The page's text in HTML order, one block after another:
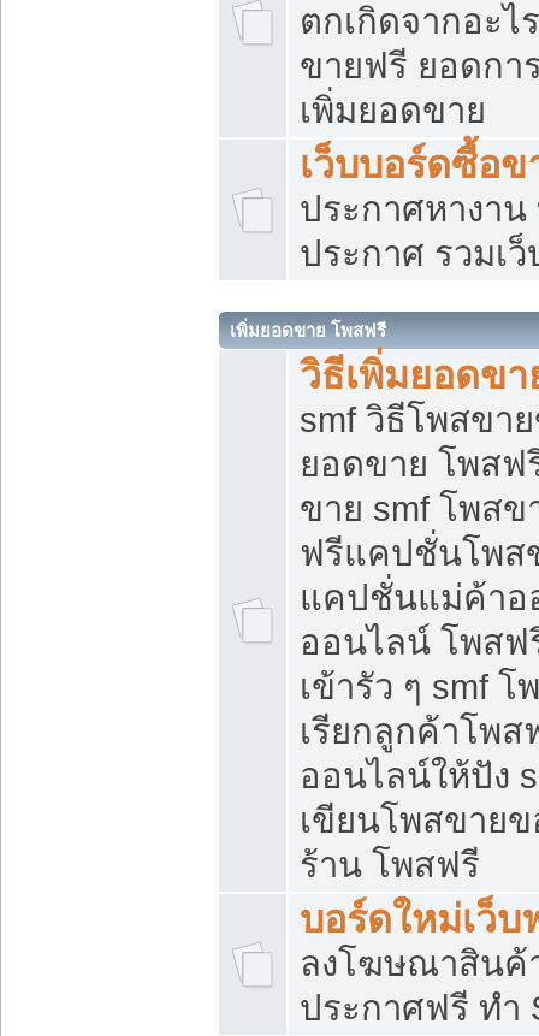
ตกเกิดจากอะไ
ขายฟรี ยอดกา
เพิ่มยอดขาย
เว็บบอร์ดซื้อข
ประกาศหางาน
ประกาศ รวมเ
เพิ่มยอดขาย โพสฟรี
วิธีเพิ่มยอดข
smf วิธีโพสขา
ยอดขาย โพสฟ
ขาย smf โพส
ฟรีแคปชั่นโพส
แคปชั่นแม่ค้า
ออนไลน์ โพสฟ
เข้ารัว ๆ smf
เรียกลูกค้าโพส
ออนไลน์ให้ปัง
เขียนโพสขาย
ร้าน โพสฟรี
บอร์ดใหม่เว็บ
ลงโฆษณาสิน
ประกาศฟรี ทำ